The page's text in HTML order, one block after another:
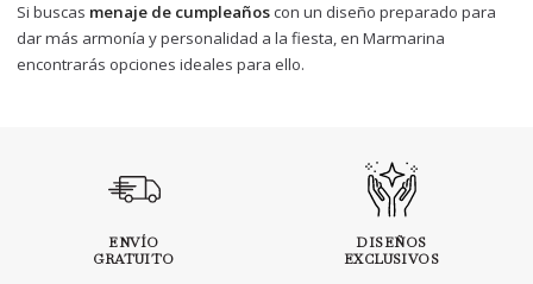
Si buscas menaje de cumpleaños con un diseño preparado para
dar más armonía y personalidad a la fiesta, en Marmarina
encontrarás opciones ideales para ello.
ENVÍO
GRATUITO
DISEÑOS
EXCLUSIVOS